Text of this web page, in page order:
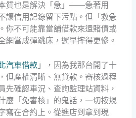
質也是解決「急」——急著用
讓信用記錄留下污點。但「救急
你不可能靠當舖借款來還賭債或
網當成彈跳床，遲早摔得更慘。
汽車借款」，因為我那台開了十
但產權清晰、無貸款。審核過程
先確認車況、查詢監理站資料，
麼「免審核」的鬼話，一切按規
寫在合約上。從進店到拿到現